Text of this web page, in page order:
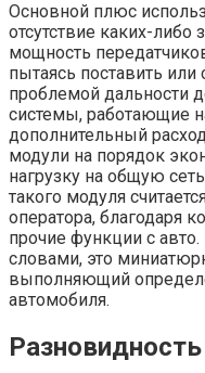
Основной плюс
отсутствие каких-либо
мощность
пытаясь поставить
проблемой дальности
системы, работающие
дополнительный
модули на порядок
нагрузку на общую
такого модуля
оператора, благодаря
прочие функции с
словами, это
выполняющий
автомобиля.